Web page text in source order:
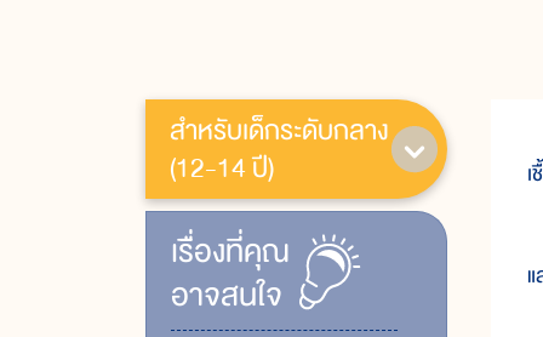
สำหรับเด็กระดับกลาง
(12-14 ปี)
เรื่ิองที่คุณ
อาจสนใจ